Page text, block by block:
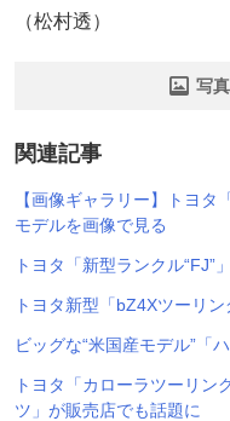
（松村透）
写
関連記事
【画像ギャラリー】トヨタ
モデルを画像で見る
トヨタ「新型ランクル“FJ”
トヨタ新型「bZ4Xツーリ
ビッグな“米国産モデル”「
トヨタ「カローラツーリ
ツ」が販売店でも話題に